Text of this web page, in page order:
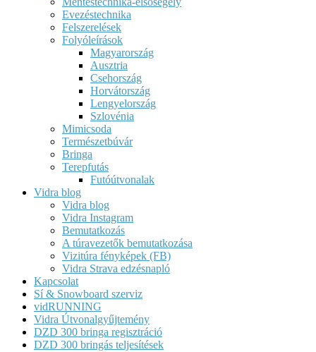
Evezéstechnika
Felszerelések
Folyóleírások
Magyarország
Ausztria
Csehország
Horvátország
Lengyelország
Szlovénia
Mimicsoda
Természetbúvár
Bringa
Terepfutás
Futóútvonalak
Vidra blog
Vidra blog
Vidra Instagram
Bemutatkozás
A túravezetők bemutatkozása
Vizitúra fényképek (FB)
Vidra Strava edzésnapló
Kapcsolat
Sí & Snowboard szerviz
vidRUNNING
Vidra Útvonalgyűjtemény
DZD 300 bringa regisztráció
DZD 300 bringás teljesítések